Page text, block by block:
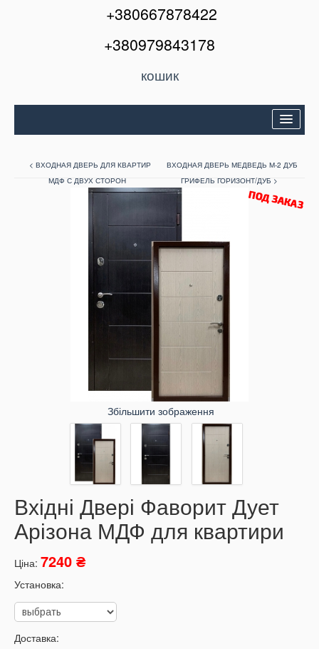
+380667878422
+380979843178
кошик
Кондиціонери
< ВХОДНАЯ ДВЕРЬ ДЛЯ КВАРТИР
МДФ С ДВУХ СТОРОН
ВХОДНАЯ ДВЕРЬ МЕДВЕДЬ М-2 ДУБ
ГРИФЕЛЬ ГОРИЗОНТ/ДУБ >
Збільшити зображення
Вхідні Двері Фаворит Дует
Арізона МДФ для квартири
Ціна: 7240 ₴
Установка:
Доставка: